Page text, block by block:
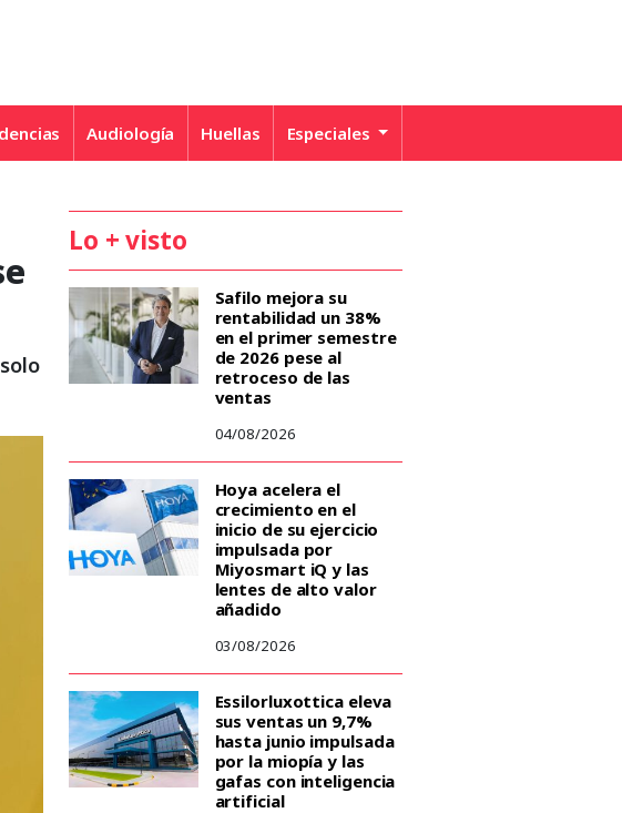
Audiología Huellas Especiales
Lo + visto
Safilo mejora su
rentabilidad un 38%
en el primer semestre
de 2026 pese al
retroceso de las
ventas
04/08/2026
Hoya acelera el
crecimiento en el
inicio de su ejercicio
impulsada por
Miyosmart iQ y las
lentes de alto valor
añadido
03/08/2026
Essilorluxottica eleva
sus ventas un 9,7%
hasta junio impulsada
por la miopía y las
gafas con inteligencia
artificial